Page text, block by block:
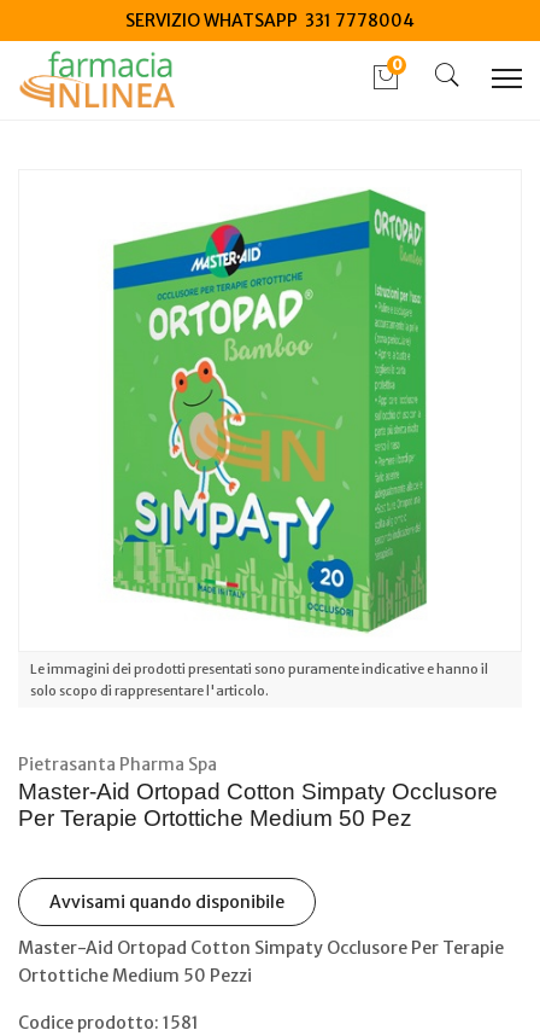
SERVIZIO WHATSAPP 331 7778004
0
Ortottiche Medium 50 Pez
Le immagini dei prodotti presentati sono puramente indicative e hanno il
solo scopo di rappresentare l'articolo.
Pietrasanta Pharma Spa
Master-Aid Ortopad Cotton Simpaty Occlusore
Per Terapie Ortottiche Medium 50 Pez
Avvisami quando disponibile
Master-Aid Ortopad Cotton Simpaty Occlusore Per Terapie
Ortottiche Medium 50 Pezzi
Codice prodotto: 1581